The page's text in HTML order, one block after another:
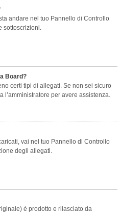
andare nel tuo Pannello di Controllo
sottoscrizioni.
Board?
certi tipi di allegati. Se non sei sicuro
l’amministratore per avere assistenza.
vai nel tuo Pannello di Controllo
degli allegati.
è prodotto e rilasciato da